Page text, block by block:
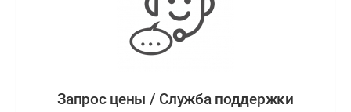
Запрос цены / Служба поддержки